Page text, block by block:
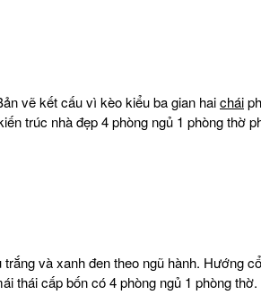
vẽ kết cấu vì kèo kiểu ba gian haichái
trúc nhà đẹp 4 phòng ngủ 1 phòng thờ
và xanh đen theo ngũ hành. Hướng
thái cấp bốn có 4 phòng ngủ 1 phòng